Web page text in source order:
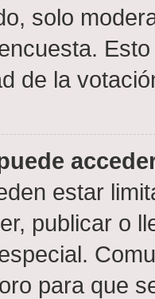
solo
de la
estar
publicar o
para que